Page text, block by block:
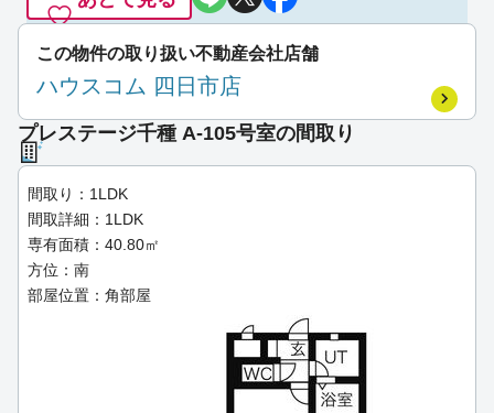
この物件の取り扱い不動産会社店舗
ハウスコム 四日市店
プレステージ千種 A-105号室の間取り
間取り：1LDK
間取詳細：1LDK
専有面積：40.80㎡
方位：南
部屋位置：角部屋